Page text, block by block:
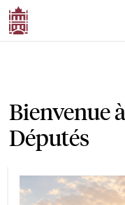
Bienvenue
Députés